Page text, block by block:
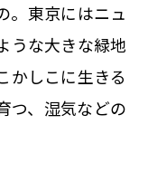
。東京にはニュ
うな大きな緑地
かしこに生きる
つ、湿気などの